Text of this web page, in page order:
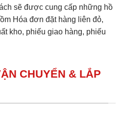
sẽ được cung cấp những hồ
Hóa đơn đặt hàng liên đỏ,
kho, phiếu giao hàng, phiếu
CHUYỂN & LẮP